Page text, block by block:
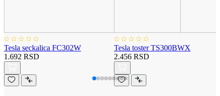
Tesla seckalica FC302W
1.692 RSD
Tesla toster TS300BWX
2.456 RSD